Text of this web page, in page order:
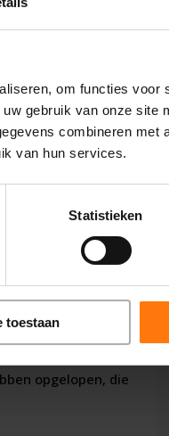
om functies voor
gebruik van onze site
combineren met
van hun services.
Statistieken
toestaan
een flinke klap
opgelopen, die